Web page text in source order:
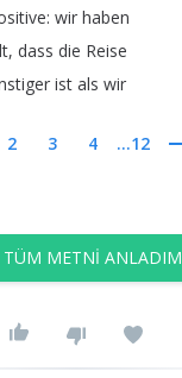
: wir haben
, dass die Reise
ist als wir
2 3 4 ...12
TÜM METNI ANLADIM